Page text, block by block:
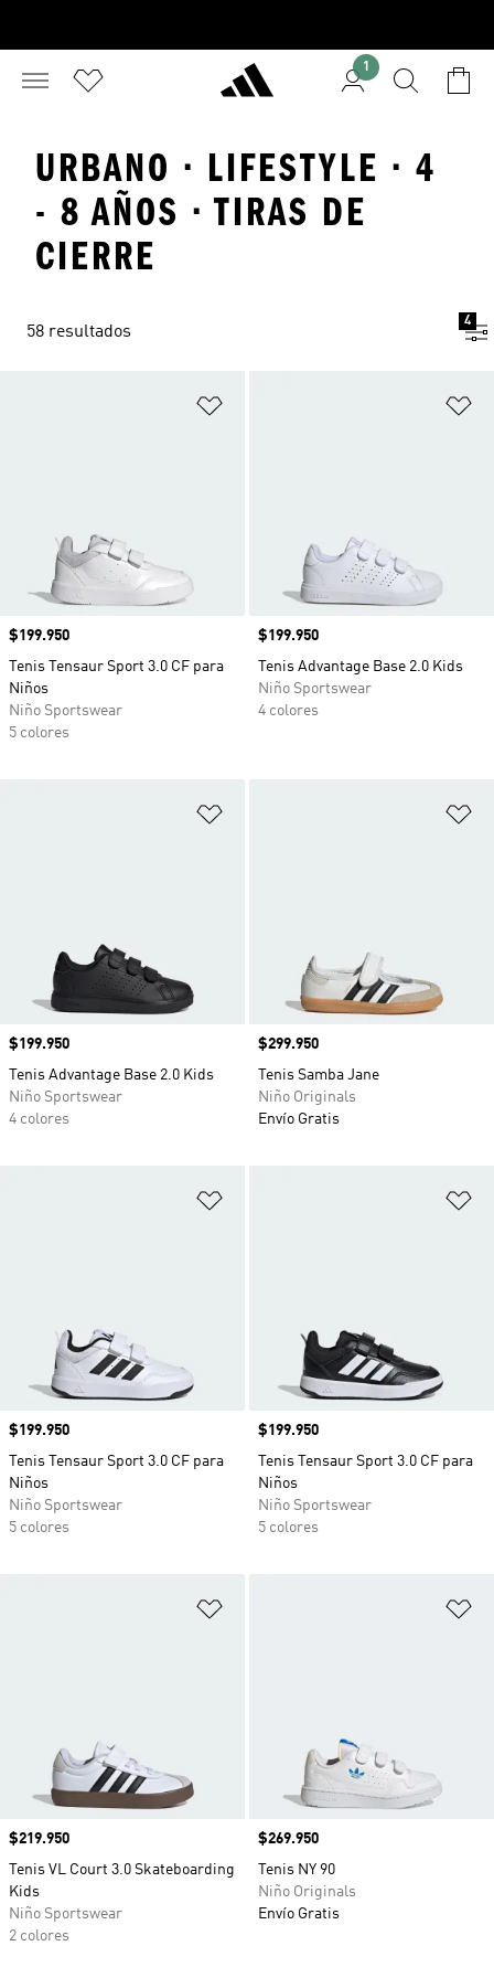
1
URBANO · LIFESTYLE · 4
- 8 AÑOS · TIRAS DE
CIERRE
58 resultados
4
Precio
$199.950
Tenis Tensaur Sport 3.0 CF para
Niños
Niño Sportswear
5 colores
Precio
$199.950
Tenis Advantage Base 2.0 Kids
Niño Sportswear
4 colores
Precio
$199.950
Tenis Advantage Base 2.0 Kids
Niño Sportswear
4 colores
Precio
$299.950
Tenis Samba Jane
Niño Originals
Envío Gratis
Precio
$199.950
Tenis Tensaur Sport 3.0 CF para
Niños
Niño Sportswear
5 colores
Precio
$199.950
Tenis Tensaur Sport 3.0 CF para
Niños
Niño Sportswear
5 colores
Precio
$219.950
Tenis VL Court 3.0 Skateboarding
Kids
Niño Sportswear
2 colores
Precio
$269.950
Tenis NY 90
Niño Originals
Envío Gratis